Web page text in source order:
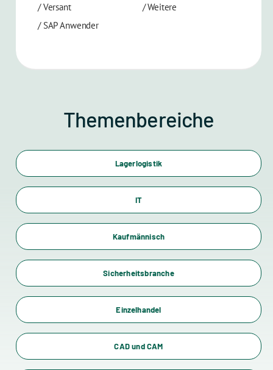
/Versant
/SAP Anwender
/Weitere
Themenbereiche
Lagerlogistik
IT
Kaufmännisch
Sicherheitsbranche
Einzelhandel
CAD und CAM